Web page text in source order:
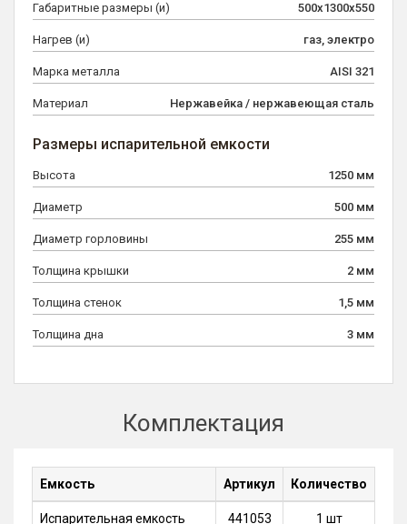
Габаритные размеры (и) 500х1300х550
Нагрев (и) газ, электро
Марка металла AISI 321
Материал Нержавейка / нержавеющая сталь
Размеры испарительной емкости
Высота 1250 мм
Диаметр 500 мм
Диаметр горловины 255 мм
Толщина крышки 2 мм
Толщина стенок 1,5 мм
Толщина дна 3 мм
Комплектация
Емкость Артикул Количество
Испарительная емкость
441053 1 шт